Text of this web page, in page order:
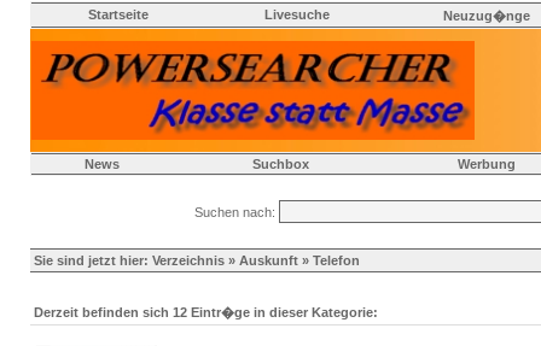
Startseite Livesuche Neuzug�nge
News Suchbox Werbung
Suchen nach:
Sie sind jetzt hier: Verzeichnis » Auskunft » Telefon
Derzeit befinden sich 12 Eintr�ge in dieser Kategorie: